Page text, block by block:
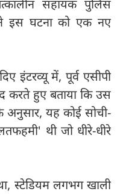
सहायक पुलिस
घटना को एक नए
इंटरव्यू में, पूर्व एसीपी
करते हुए बताया कि उस
अनुसार, यह कोई सोची-
थी जो धीरे-धीरे
स्टेडियम लगभग खाली